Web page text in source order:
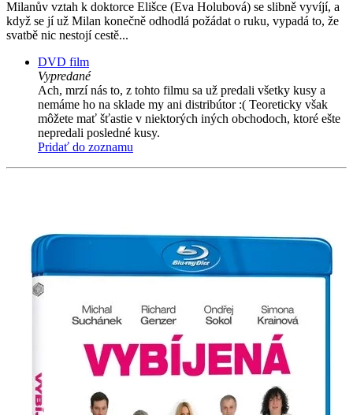
Milanův vztah k doktorce Elišce (Eva Holubová) se slibně vyvíjí, a
když se jí už Milan konečně odhodlá požádat o ruku, vypadá to, že
svatbě nic nestojí cestě...
DVD film
Vypredané
Ach, mrzí nás to, z tohto filmu sa už predali všetky kusy a
nemáme ho na sklade my ani distribútor :( Teoreticky však
môžete mať šťastie v niektorých iných obchodoch, ktoré ešte
nepredali posledné kusy.
Pridať do zoznamu